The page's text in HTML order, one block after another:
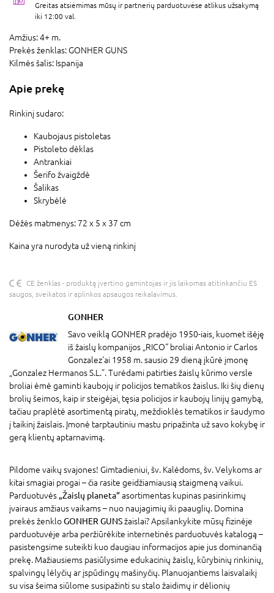
Greitas atsiėmimas mūsų ir partnerių parduotuvėse atlikus užsakymą
iki 12:00 val.
Amžius:4+ m.
Prekės ženklas: GONHER GUNS
Kilmės šalis: Ispanija
Apie prekę
Rinkinį sudaro:
Kaubojaus pistoletas
Pistoleto dėklas
Antrankiai
Šerifo žvaigždė
Šalikas
Skrybėlė
Dėžės matmenys: 72 x 5 x 37 cm
Kaina yra nurodyta už vieną rinkinį
CE ženklas - produktą įvertino gamintojas ir jis laikomas atitinkančiu ES
saugos, sveikatos ir aplinkos apsaugos reikalavimus.
GONHER
Savo veiklą GONHER pradėjo 1950-iais, kuomet išėję
iš žaislų kompanijos „RICO“ broliai Antonio ir Carlos
Gonzalez‘ai 1958 m. sausio 29 dieną įkūrė įmonę
„Gonzalez Hermanos S.L.”. Turėdami patirties žaislų kūrimo versle
broliai ėmė gaminti kaubojų ir policijos tematikos žaislus. Iki šių dienų
brolių šeimos, kaip ir steigėjai, tęsia policijos ir kaubojų linijų gamybą,
tačiau praplėtė asortimentą piratų, meždioklės tematikos ir šaudymo
į taikinį žaislais. Įmonė tarptautiniu mastu pripažinta už savo kokybę ir
gerą klientų aptarnavimą.
Pildome vaikų svajones! Gimtadieniui, šv. Kalėdoms, šv. Velykoms ar
kitai smagiai progai – čia rasite geidžiamiausią staigmeną vaikui.
Parduotuvės „Žaislų planeta“asortimentas kupinas pasirinkimų
įvairaus amžiaus vaikams – nuo naujagimių iki paauglių. Domina
prekės ženkloGONHER GUNSžaislai? Apsilankykite mūsų fizinėje
parduotuvėje arba peržiūrėkite internetinės parduotuvės katalogą –
pasistengsime suteikti kuo daugiau informacijos apie jus dominančią
prekę. Mažiausiems pasiūlysime edukacinių žaislų, kūrybinių rinkinių,
spalvingų lėlyčių ar įspūdingų mašinyčių. Planuojantiems laisvalaikį
su visa šeima siūlome susipažinti su stalo žaidimų ir dėlionių